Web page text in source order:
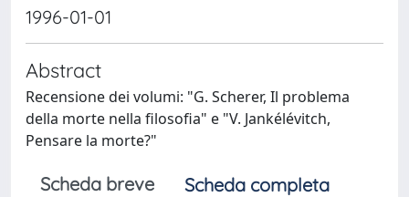
1996-01-01
Abstract
Recensione dei volumi: "G. Scherer, Il problema
della morte nella filosofia" e "V. Jankélévitch,
Pensare la morte?"
Scheda breve
Scheda completa